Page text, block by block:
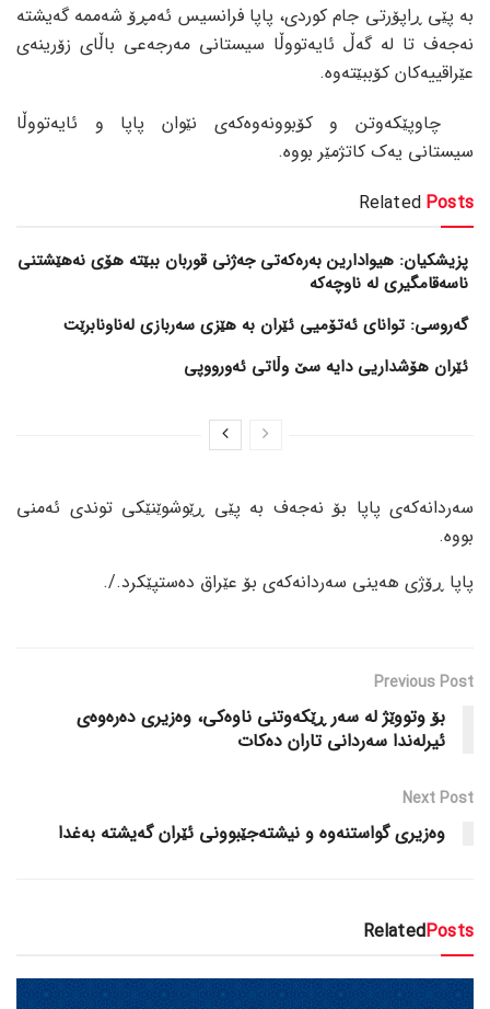
بە پێی ڕاپۆرتی جام کوردی، پاپا فرانسیس ئەمڕۆ شەممە گەیشتە
نەجەف تا لە گەڵ ئایەتووڵا سیستانی مەرجەعی باڵای زۆرینەی
عێراقییەکان کۆببێتەوە.
چاوپێکەوتن و کۆبوونەوەکەی نێوان پاپا و ئایەتووڵا
سیستانی یەک کاتژمێر بووە.
Related Posts
پزیشکیان: هیوادارین بەرەکەتی جەژنی قوربان ببێتە هۆی نەهێشتنی
ناسەقامگیری لە ناوچەکە
گەروسی: توانای ئەتۆمیی ئێران بە هێزی سەربازی لەناونابرێت
ئێران هۆشداریی دایە سێ وڵاتی ئەورووپی
سەردانەکەی پاپا بۆ نەجەف بە پێی ڕێوشوێنێکی توندی ئەمنی
بووە.
پاپا ڕۆژی هەینی سەردانەکەی بۆ عێراق دەستپێکرد./.
Previous Post
بۆ وتووێژ لە سەر ڕێکەوتنی ناوەکی، وەزیری دەرەوەی
ئیرلەندا سەردانی تاران دەکات
Next Post
وەزیری گواستنەوە و نیشتەجێبوونی ئێران گەیشتە بەغدا
RelatedPosts